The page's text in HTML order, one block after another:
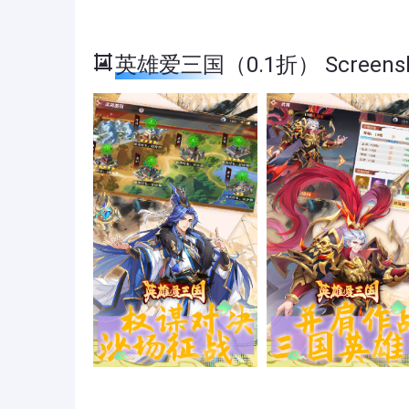
英雄爱三国（0.1折）